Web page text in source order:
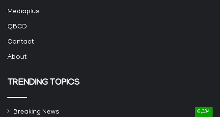
Mediaplus
QBCD
Contact
About
TRENDING TOPICS
Breaking News 6,334